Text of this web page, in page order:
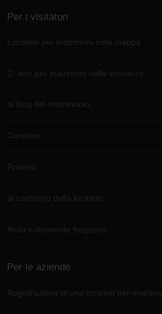
Per i visitatori
Location per matrimoni sulla mappa
tion per matrimoni nelle vicinanze
al blog del matrimonio
Concorsi
Preferiti
al confronto della location
Aiuto e domande frequenti
Per le aziende
Registrazione di una location per